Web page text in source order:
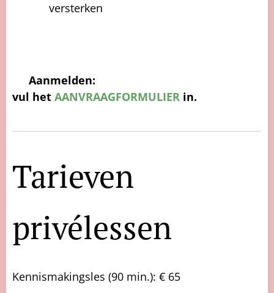
versterken
Aanmelden:
vul het AANVRAAGFORMULIER in.
Tarieven
privélessen
Kennismakingsles (90 min.): € 65